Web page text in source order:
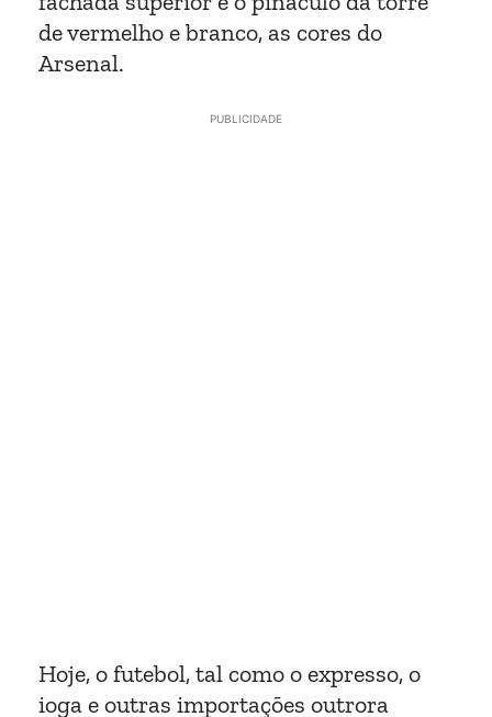
de vermelho e branco, as cores do
Arsenal.
PUBLICIDADE
Hoje, o futebol, tal como o expresso, o
ioga e outras importações outrora